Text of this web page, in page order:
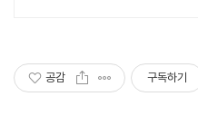
공감 구독하기